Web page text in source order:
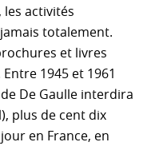
les activités
totalement.
et livres
1945 et 1961
De Gaulle interdira
plus de cent dix
en France, en